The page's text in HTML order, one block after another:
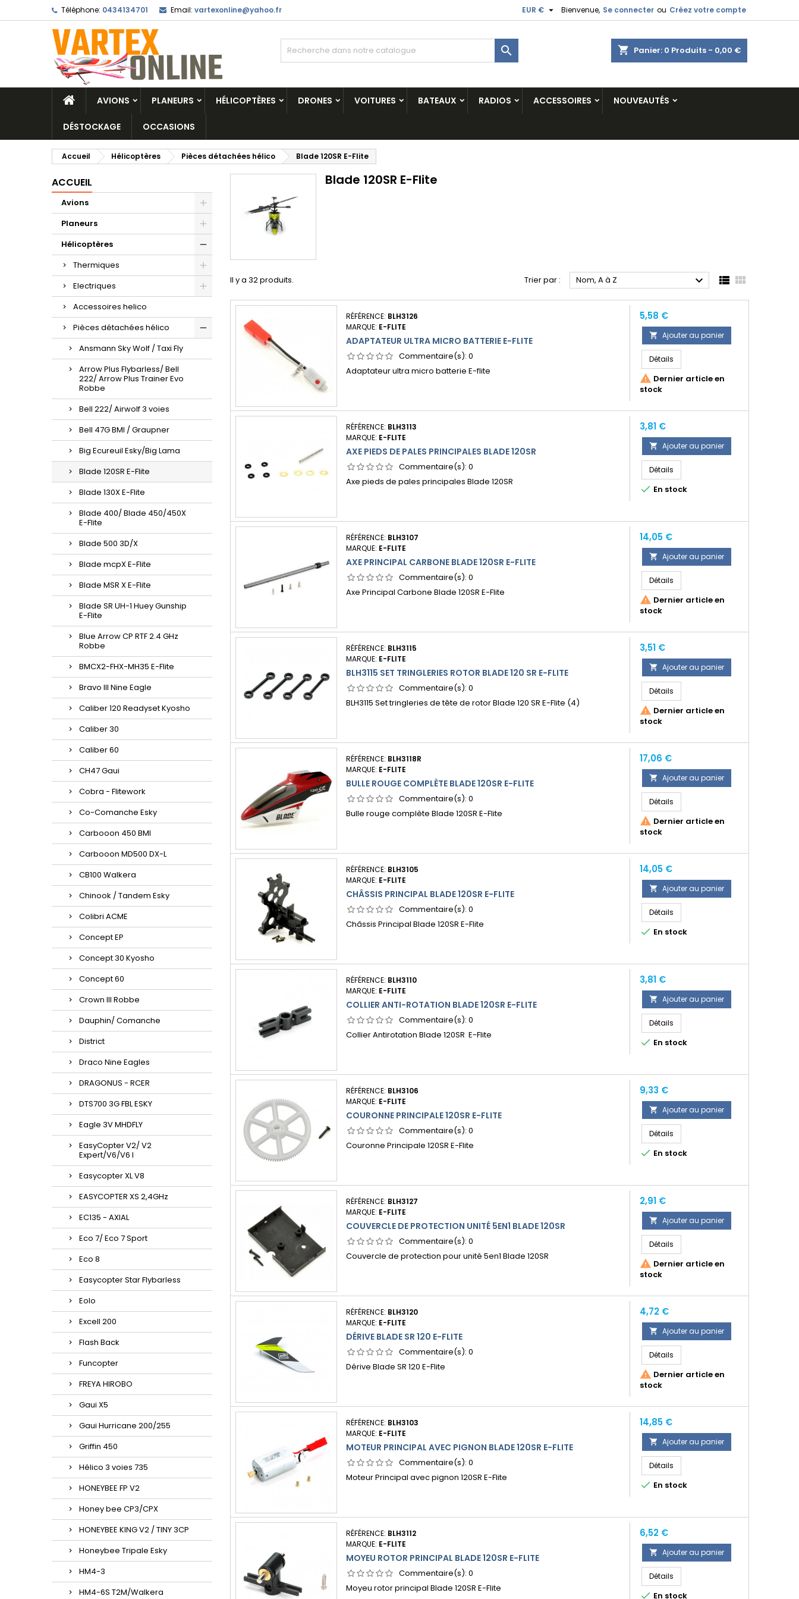
Téléphone: 0434134701 Email: vartexonline@yahoo.fr Bienvenue, Se connecter ou Créez votre compte
EUR € 
shopping_cart Panier: 0 Produits - 0,00 €

AVIONS PLANEURS HÉLICOPTÈRES DRONES VOITURES BATEAUX RADIOS ACCESSOIRES NOUVEAUTÉS
DÉSTOCKAGE OCCASIONS
Accueil Hélicoptères Pièces détachées hélico Blade 120SR E-Flite
ACCUEIL
Avions
Planeurs
Hélicoptères
Thermiques
Electriques
Accessoires helico
Pièces détachées hélico
Ansmann Sky Wolf / Taxi Fly
Arrow Plus Flybarless/ Bell
222/ Arrow Plus Trainer Evo
Robbe
Bell 222/ Airwolf 3 voies
Bell 47G BMI / Graupner
Big Ecureuil Esky/Big Lama
Blade 120SR E-Flite
Blade 130X E-Flite
Blade 400/ Blade 450/450X
E-Flite
Blade 500 3D/X
Blade mcpX E-Flite
Blade MSR X E-Flite
Blade SR UH-1 Huey Gunship
E-Flite
Blue Arrow CP RTF 2.4 GHz
Robbe
BMCX2-FHX-MH35 E-Flite
Bravo III Nine Eagle
Caliber 120 Readyset Kyosho
Caliber 30
Caliber 60
CH47 Gaui
Cobra - Flitework
Co-Comanche Esky
Carbooon 450 BMI
Carbooon MD500 DX-L
CB100 Walkera
Chinook / Tandem Esky
Colibri ACME
Concept EP
Concept 30 Kyosho
Concept 60
Crown III Robbe
Dauphin/ Comanche
District
Draco Nine Eagles
DRAGONUS - RCER
DTS700 3G FBL ESKY
Eagle 3V MHDFLY
EasyCopter V2/ V2
Expert/V6/V6 l
Easycopter XL V8
EASYCOPTER XS 2,4GHz
EC135 - AXIAL
Eco 7/ Eco 7 Sport
Eco 8
Easycopter Star Flybarless
Eolo
Excell 200
Flash Back
Funcopter
FREYA HIROBO
Gaui X5
Gaui Hurricane 200/255
Griffin 450
Hélico 3 voies 735
HONEYBEE FP V2
Honey bee CP3/CPX
HONEYBEE KING V2 / TINY 3CP
Honeybee Tripale Esky
HM4-3
HM4-6S T2M/Walkera
Blade 120SR E-Flite
Il y a 32 produits. Trier par : Nom, A à Z   
RÉFÉRENCE: BLH3126
MARQUE: E-FLITE
ADAPTATEUR ULTRA MICRO BATTERIE E-FLITE
Commentaire(s): 0
Adaptateur ultra micro batterie E-flite
Prix
5,58 €
 Ajouter au panier
Détails
 Dernier article en
stock
RÉFÉRENCE: BLH3113
MARQUE: E-FLITE
AXE PIEDS DE PALES PRINCIPALES BLADE 120SR
Commentaire(s): 0
Axe pieds de pales principales Blade 120SR
Prix
3,81 €
 Ajouter au panier
Détails
 En stock
RÉFÉRENCE: BLH3107
MARQUE: E-FLITE
AXE PRINCIPAL CARBONE BLADE 120SR E-FLITE
Commentaire(s): 0
Axe Principal Carbone Blade 120SR E-Flite
Prix
14,05 €
 Ajouter au panier
Détails
 Dernier article en
stock
RÉFÉRENCE: BLH3115
MARQUE: E-FLITE
BLH3115 SET TRINGLERIES ROTOR BLADE 120 SR E-FLITE
Commentaire(s): 0
BLH3115 Set tringleries de tête de rotor Blade 120 SR E-Flite (4)
Prix
3,51 €
 Ajouter au panier
Détails
 Dernier article en
stock
RÉFÉRENCE: BLH3118R
MARQUE: E-FLITE
BULLE ROUGE COMPLÈTE BLADE 120SR E-FLITE
Commentaire(s): 0
Bulle rouge complète Blade 120SR E-Flite
Prix
17,06 €
 Ajouter au panier
Détails
 Dernier article en
stock
RÉFÉRENCE: BLH3105
MARQUE: E-FLITE
CHÂSSIS PRINCIPAL BLADE 120SR E-FLITE
Commentaire(s): 0
Châssis Principal Blade 120SR E-Flite
Prix
14,05 €
 Ajouter au panier
Détails
 En stock
RÉFÉRENCE: BLH3110
MARQUE: E-FLITE
COLLIER ANTI-ROTATION BLADE 120SR E-FLITE
Commentaire(s): 0
Collier Antirotation Blade 120SR E-Flite
Prix
3,81 €
 Ajouter au panier
Détails
 En stock
RÉFÉRENCE: BLH3106
MARQUE: E-FLITE
COURONNE PRINCIPALE 120SR E-FLITE
Commentaire(s): 0
Couronne Principale 120SR E-Flite
Prix
9,33 €
 Ajouter au panier
Détails
 En stock
RÉFÉRENCE: BLH3127
MARQUE: E-FLITE
COUVERCLE DE PROTECTION UNITÉ 5EN1 BLADE 120SR
Commentaire(s): 0
Couvercle de protection pour unité 5en1 Blade 120SR
Prix
2,91 €
 Ajouter au panier
Détails
 Dernier article en
stock
RÉFÉRENCE: BLH3120
MARQUE: E-FLITE
DÉRIVE BLADE SR 120 E-FLITE
Commentaire(s): 0
Dérive Blade SR 120 E-Flite
Prix
4,72 €
 Ajouter au panier
Détails
 Dernier article en
stock
RÉFÉRENCE: BLH3103
MARQUE: E-FLITE
MOTEUR PRINCIPAL AVEC PIGNON BLADE 120SR E-FLITE
Commentaire(s): 0
Moteur Principal avec pignon 120SR E-Flite
Prix
14,85 €
 Ajouter au panier
Détails
 En stock
RÉFÉRENCE: BLH3112
MARQUE: E-FLITE
MOYEU ROTOR PRINCIPAL BLADE 120SR E-FLITE
Commentaire(s): 0
Moyeu rotor principal Blade 120SR E-Flite
Prix
6,52 €
 Ajouter au panier
Détails
 En stock